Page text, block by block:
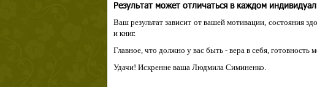
Результат может отличаться в каждом
Ваш результат зависит от вашей мотивации, состояния
и книг.
Главное, что должно у вас быть - вера в себя,
Удачи! Искренне ваша Людмила Симиненко.